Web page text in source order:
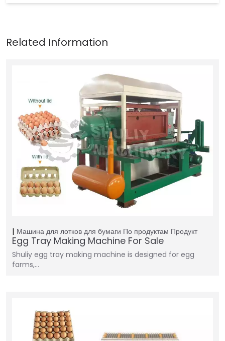
Машина для лотков для бумаги По продуктам Продукт
Egg Tray Making Machine For Sale
Shuliy egg tray making machine is designed for egg
farms,…